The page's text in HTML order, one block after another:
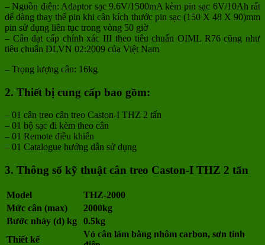
– Nguồn điện: Adaptor sạc 9.6V/1500mA kèm pin sạc 6V/10Ah rất
dể dàng thay thế pin khi cân kích thước pin sạc (150 X 48 X 90)mm
pin sử dụng liên tục trong vòng 50 giờ
– Cân đạt cấp chính xác III theo tiêu chuẩn OIML R76 cũng như
tiêu chuẩn ĐLVN 02:2009 của Việt Nam
– Trọng lượng cân: 16kg
2. Thiết bị cung cấp bao gồm:
– 01 cân treo cân treo Caston-I THZ 2 tấn
– 01 bộ sạc đi kèm theo cân
– 01 Remote điều khiển
– 01 Catalogue hướng dẫn sử dụng
3. Thông số kỹ thuật cân treo Caston-I THZ 2 tấn
Model
THZ-2000
Mức cân (max)
2000kg
Bước nhảy (d) kg
0.5kg
Thiết kế
Vỏ cân làm bằng nhôm carbon, sơn tỉnh